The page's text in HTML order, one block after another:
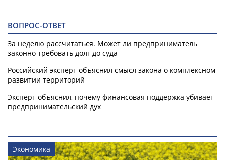
ВОПРОС-ОТВЕТ
За неделю рассчитаться. Может ли предприниматель
законно требовать долг до суда
Российский эксперт объяснил смысл закона о комплексном
развитии территорий
Эксперт объяснил, почему финансовая поддержка убивает
предпринимательский дух
Экономика